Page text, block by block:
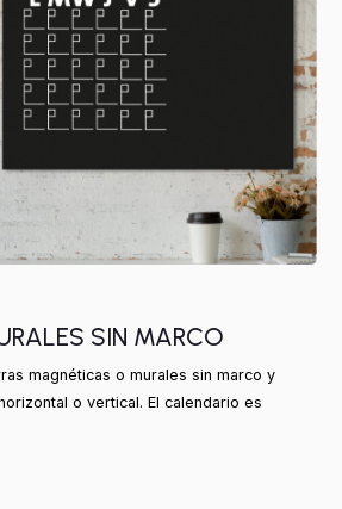
SIN MARCO
magnéticas o murales sin marco y
o vertical. El calendario es